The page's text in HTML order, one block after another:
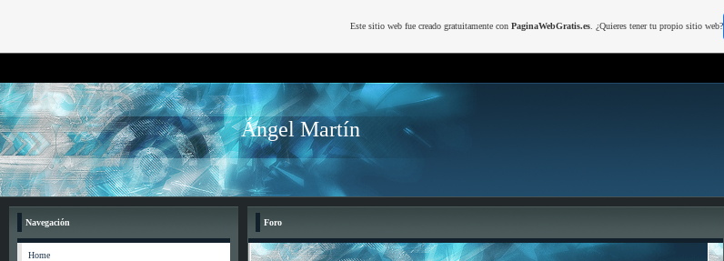
Ángel Martín
Navegación
Home
Foro
Este sitio web fue creado gratuitamente con PaginaWebGratis.es. ¿Quieres tener tu propio sitio web?